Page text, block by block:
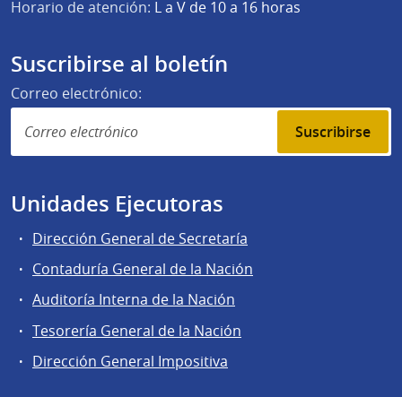
Horario de atención: L a V de 10 a 16 horas
Suscribirse al boletín
Correo electrónico:
Suscribirse
Unidades Ejecutoras
Dirección General de Secretaría
Contaduría General de la Nación
Auditoría Interna de la Nación
Tesorería General de la Nación
Dirección General Impositiva